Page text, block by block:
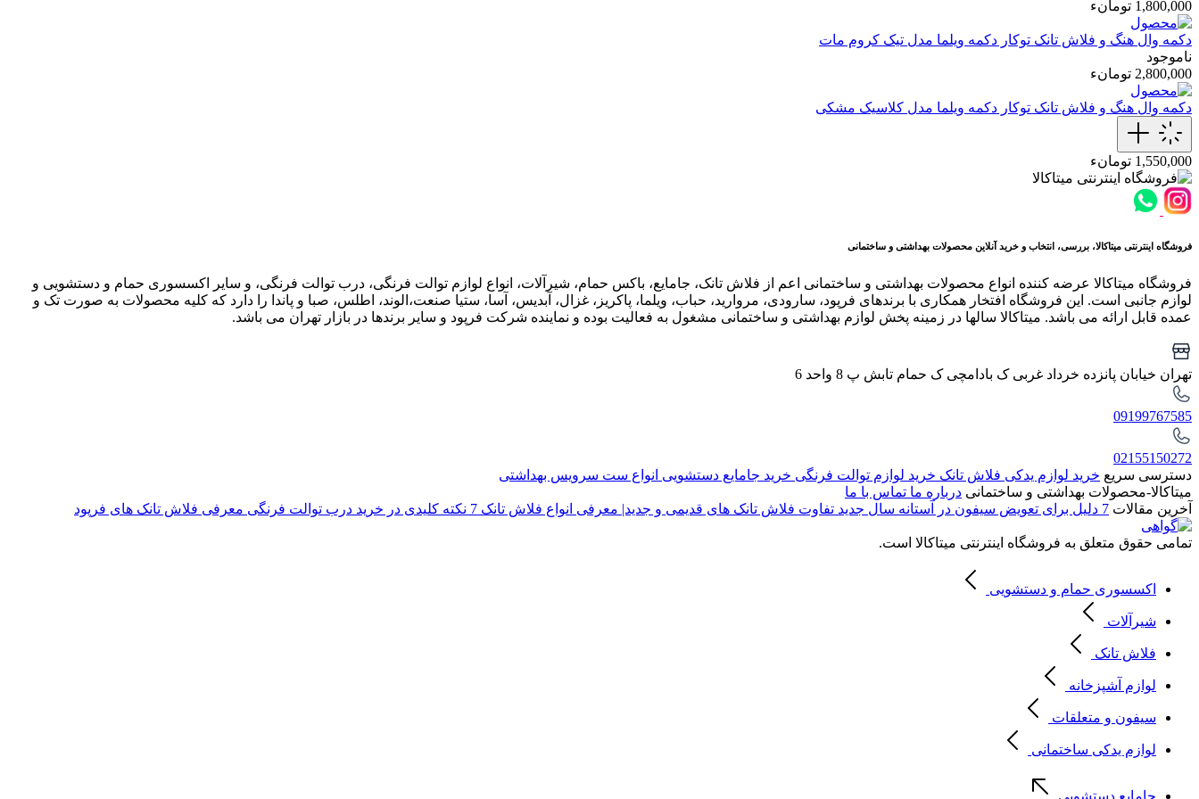
1,800,000 تومانء
دکمه وال هنگ و فلاش تانک توکار دکمه ویلما مدل تیک کروم مات
ناموجود
2,800,000 تومانء
دکمه وال هنگ و فلاش تانک توکار دکمه ویلما مدل کلاسیک مشکی
1,550,000 تومانء
فروشگاه اینترنتی میتاکالا، بررسی، انتخاب و خرید آنلاین محصولات بهداشتی و ساختمانی
فروشگاه میتاکالا عرضه کننده انواع محصولات بهداشتی و ساختمانی اعم از فلاش تانک، جامایع، باکس حمام، شیرآلات، انواع لوازم توالت فرنگی، درب توالت فرنگی، و سایر اکسسوری حمام و دستشویی و
لوازم جانبی است. این فروشگاه افتخار همکاری با برندهای فرپود، سارودی، مروارید، حباب، ویلما، پاکریز، غزال، آبدیس، آسا، ستیا صنعت،الوند، اطلس، صبا و پاندا را دارد که کلیه محصولات به صورت تک و
عمده قابل ارائه می باشد. میتاکالا سالها در زمینه پخش لوازم بهداشتی و ساختمانی مشغول به فعالیت بوده و نماینده شرکت فرپود و سایر برندها در بازار تهران می باشد.
تهران خیابان پانزده خرداد غربی ک بادامچی ک حمام تابش پ 8 واحد 6
09199767585
02155150272
دسترسی سریع خرید لوازم یدکی فلاش تانک خرید لوازم توالت فرنگی خرید جامایع دستشویی انواع ست سرویس بهداشتی
میتاکالا-محصولات بهداشتی و ساختمانی درباره ما تماس با ما
آخرین مقالات 7 دلیل برای تعویض سیفون در آستانه سال جدید تفاوت فلاش تانک های قدیمی و جدید| معرفی انواع فلاش تانک 7 نکته کلیدی در خرید درب توالت فرنگی معرفی فلاش تانک های فرپود
تمامی حقوق متعلق به فروشگاه اینترنتی میتاکالا است.
اکسسوری حمام و دستشویی
شیرآلات
فلاش تانک
لوازم آشپزخانه
سیفون و متعلقات
لوازم یدکی ساختمانی
جامایع دستشویی